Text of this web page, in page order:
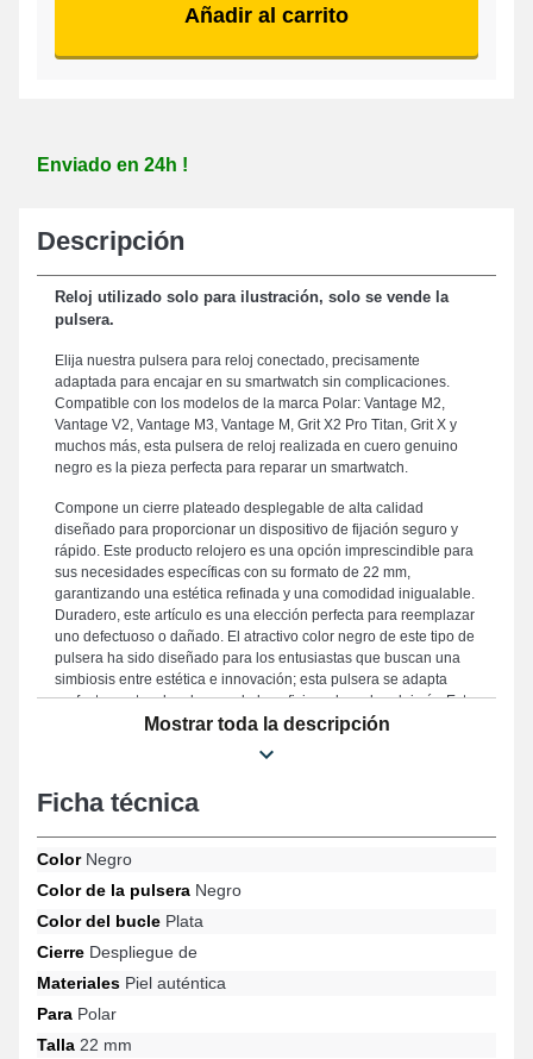
Añadir al carrito
Enviado en 24h !
Descripción
Reloj utilizado solo para ilustración, solo se vende la
pulsera.
Elija nuestra pulsera para reloj conectado, precisamente
adaptada para encajar en su smartwatch sin complicaciones.
Compatible con los modelos de la marca Polar: Vantage M2,
Vantage V2, Vantage M3, Vantage M, Grit X2 Pro Titan, Grit X y
muchos más, esta pulsera de reloj realizada en cuero genuino
negro es la pieza perfecta para reparar un smartwatch.
Compone un cierre plateado desplegable de alta calidad
diseñado para proporcionar un dispositivo de fijación seguro y
rápido. Este producto relojero es una opción imprescindible para
sus necesidades específicas con su formato de 22 mm,
garantizando una estética refinada y una comodidad inigualable.
Duradero, este artículo es una elección perfecta para reemplazar
uno defectuoso o dañado. El atractivo color negro de este tipo de
pulsera ha sido diseñado para los entusiastas que buscan una
simbiosis entre estética e innovación; esta pulsera se adapta
perfectamente a los deseos de los aficionados a la relojería. Este
producto fusiona estética y practicidad a través de su cierre
Pensado para adaptarse idealmente a las distintas opciones de
adaptabilidad para asegurar un confort óptimo.
Mostrar toda la descripción
Ficha técnica
ColorNegro
Color de la pulsera Negro
Color del bucle Plata
Cierre Despliegue de
Materiales Piel auténtica
Para Polar
Talla 22 mm